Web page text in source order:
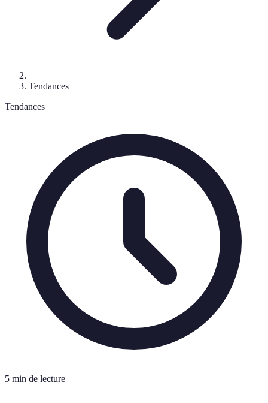
Tendances
Tendances
5 min de lecture